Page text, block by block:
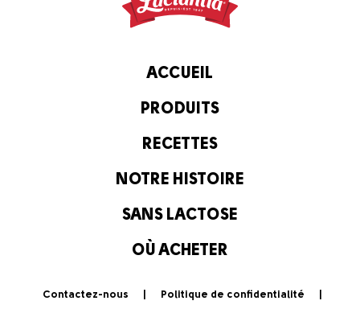
ACCUEIL
PRODUITS
RECETTES
NOTRE HISTOIRE
SANS LACTOSE
OÙ ACHETER
Contactez-nous
Politique de confidentialité